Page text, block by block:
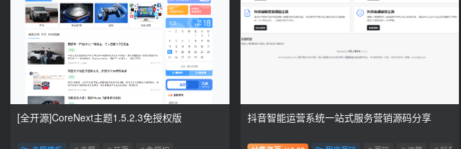
[全开源]CoreNext主题1.5.2.3免授权版 抖音智能运营系统一站式服务营销源码分享